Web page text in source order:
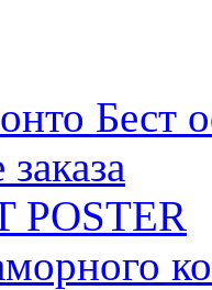
Бест
POSTER